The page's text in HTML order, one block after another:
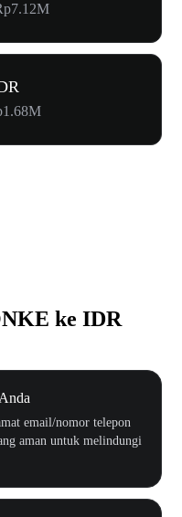
ke IDR
email/nomor telepon
aman untuk melindungi